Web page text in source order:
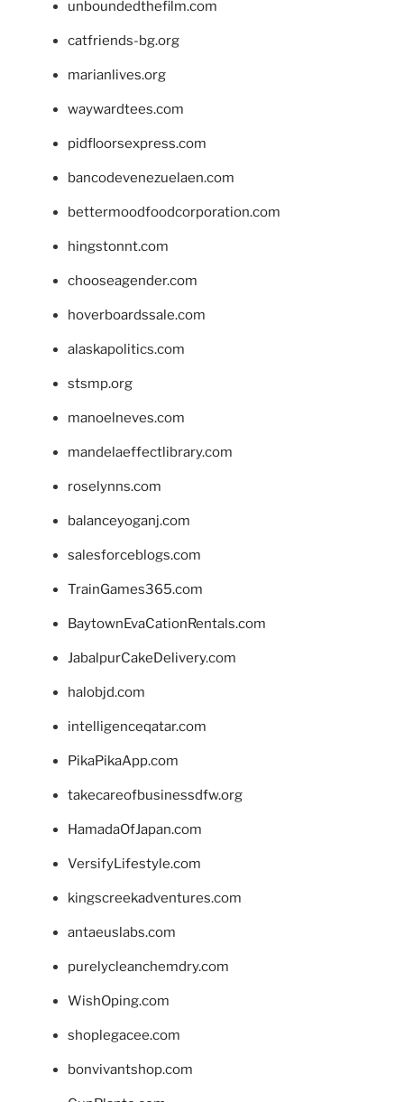
unboundedthefilm.com
catfriends-bg.org
marianlives.org
waywardtees.com
pidfloorsexpress.com
bancodevenezuelaen.com
bettermoodfoodcorporation.com
hingstonnt.com
chooseagender.com
hoverboardssale.com
alaskapolitics.com
stsmp.org
manoelneves.com
mandelaeffectlibrary.com
roselynns.com
balanceyoganj.com
salesforceblogs.com
TrainGames365.com
BaytownEvaCationRentals.com
JabalpurCakeDelivery.com
halobjd.com
intelligenceqatar.com
PikaPikaApp.com
takecareofbusinessdfw.org
HamadaOfJapan.com
VersifyLifestyle.com
kingscreekadventures.com
antaeuslabs.com
purelycleanchemdry.com
WishOping.com
shoplegacee.com
bonvivantshop.com